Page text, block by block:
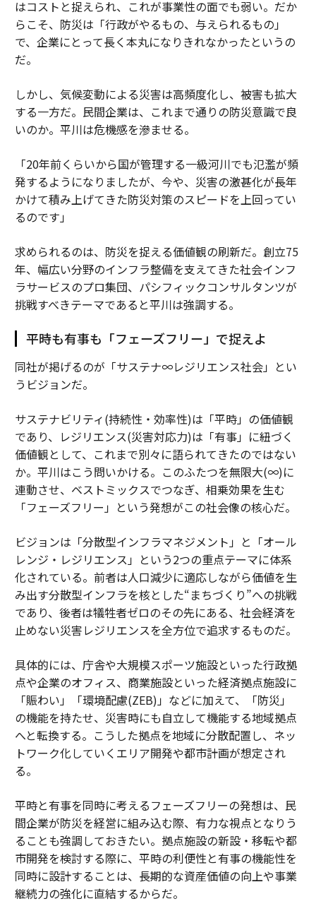
はコストと捉えられ、これが事業性の面でも弱い。だか
らこそ、防災は「行政がやるもの、与えられるもの」
で、企業にとって長く本丸になりきれなかったというの
だ。
しかし、気候変動による災害は高頻度化し、被害も拡大
する一方だ。民間企業は、これまで通りの防災意識で良
いのか。平川は危機感を滲ませる。
「20年前くらいから国が管理する一級河川でも氾濫が頻
発するようになりましたが、今や、災害の激甚化が長年
かけて積み上げてきた防災対策のスピードを上回ってい
るのです」
求められるのは、防災を捉える価値観の刷新だ。創立75
年、幅広い分野のインフラ整備を支えてきた社会インフ
ラサービスのプロ集団、パシフィックコンサルタンツが
挑戦すべきテーマであると平川は強調する。
平時も有事も「フェーズフリー」で捉えよ
同社が掲げるのが「サステナ∞レジリエンス社会」とい
うビジョンだ。
サステナビリティ(持続性・効率性)は「平時」の価値観
であり、レジリエンス(災害対応力)は「有事」に紐づく
価値観として、これまで別々に語られてきたのではない
か。平川はこう問いかける。このふたつを無限大(∞)に
連動させ、ベストミックスでつなぎ、相乗効果を生む
「フェーズフリー」という発想がこの社会像の核心だ。
ビジョンは「分散型インフラマネジメント」と「オール
レンジ・レジリエンス」という2つの重点テーマに体系
化されている。前者は人口減少に適応しながら価値を生
み出す分散型インフラを核とした“まちづくり”への挑戦
であり、後者は犠牲者ゼロのその先にある、社会経済を
止めない災害レジリエンスを全方位で追求するものだ。
具体的には、庁舎や大規模スポーツ施設といった行政拠
点や企業のオフィス、商業施設といった経済拠点施設に
「賑わい」「環境配慮(ZEB)」などに加えて、「防災」
の機能を持たせ、災害時にも自立して機能する地域拠点
へと転換する。こうした拠点を地域に分散配置し、ネッ
トワーク化していくエリア開発や都市計画が想定され
る。
平時と有事を同時に考えるフェーズフリーの発想は、民
間企業が防災を経営に組み込む際、有力な視点となりう
ることも強調しておきたい。拠点施設の新設・移転や都
市開発を検討する際に、平時の利便性と有事の機能性を
同時に設計することは、長期的な資産価値の向上や事業
継続力の強化に直結するからだ。